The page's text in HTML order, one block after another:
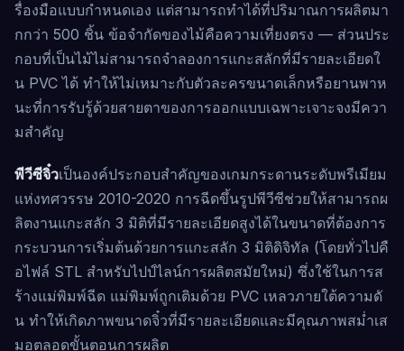
รื่องมือแบบกำหนดเอง แต่สามารถทำได้ที่ปริมาณการผลิตมา
กกว่า 500 ชิ้น ข้อจำกัดของไม้คือความเที่ยงตรง — ส่วนประ
กอบที่เป็นไม้ไม่สามารถจำลองการแกะสลักที่มีรายละเอียดใ
น PVC ได้ ทำให้ไม่เหมาะกับตัวละครขนาดเล็กหรือยานพาห
นะที่การรับรู้ด้วยสายตาของการออกแบบเฉพาะเจาะจงมีควา
มสำคัญ
พีวีซีจิ๋วเป็นองค์ประกอบสำคัญของเกมกระดานระดับพรีเมียม
แห่งทศวรรษ 2010-2020 การฉีดขึ้นรูปพีวีซีช่วยให้สามารถผ
ลิตงานแกะสลัก 3 มิติที่มีรายละเอียดสูงได้ในขนาดที่ต้องการ
กระบวนการเริ่มต้นด้วยการแกะสลัก 3 มิติดิจิทัล (โดยทั่วไปคื
อไฟล์ STL สำหรับไปป์ไลน์การผลิตสมัยใหม่) ซึ่งใช้ในการส
ร้างแม่พิมพ์ฉีด แม่พิมพ์ถูกเติมด้วย PVC เหลวภายใต้ความดั
น ทำให้เกิดภาพขนาดจิ๋วที่มีรายละเอียดและมีคุณภาพสม่ำเส
มอตลอดขั้นตอนการผลิต